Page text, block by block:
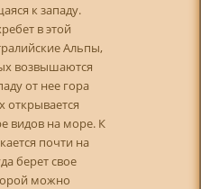
к западу.
в этой
Альпы,
возвышаются
от нее гора
открывается
видов на море. К
почти на
берет свое
можно